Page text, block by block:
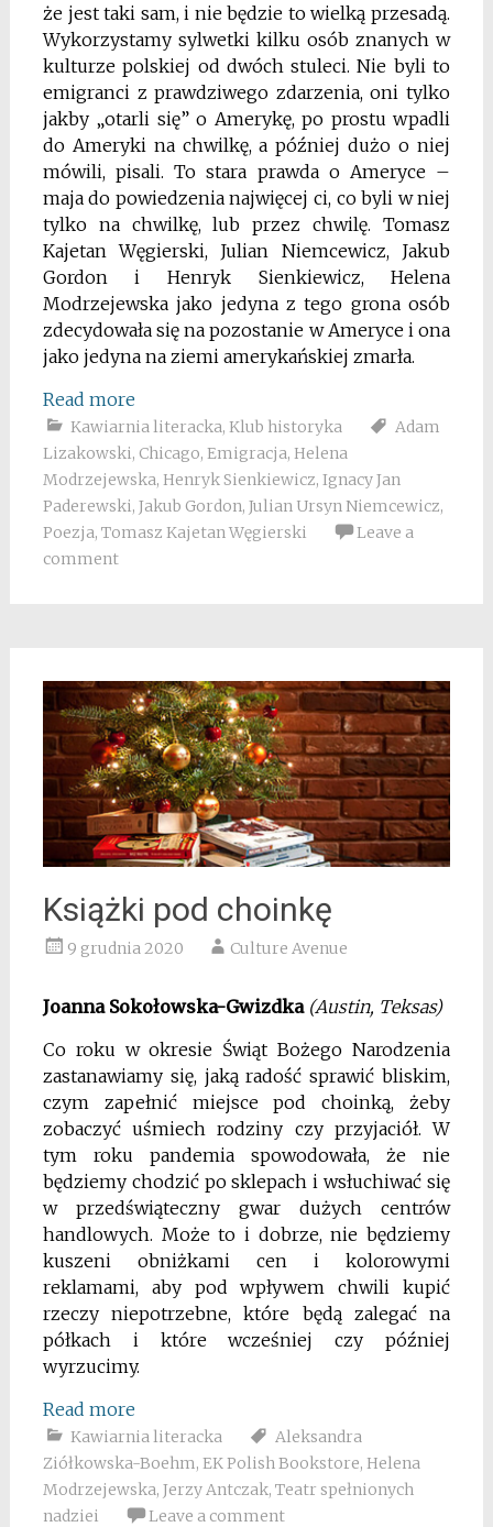
że jest taki sam, i nie będzie to wielką przesadą.
Wykorzystamy sylwetki kilku osób znanych w
kulturze polskiej od dwóch stuleci. Nie byli to
emigranci z prawdziwego zdarzenia, oni tylko
jakby „otarli się” o Amerykę, po prostu wpadli
do Ameryki na chwilkę, a później dużo o niej
mówili, pisali. To stara prawda o Ameryce –
maja do powiedzenia najwięcej ci, co byli w niej
tylko na chwilkę, lub przez chwilę. Tomasz
Kajetan Węgierski, Julian Niemcewicz, Jakub
Gordon i Henryk Sienkiewicz, Helena
Modrzejewska jako jedyna z tego grona osób
zdecydowała się na pozostanie w Ameryce i ona
jako jedyna na ziemi amerykańskiej zmarła.
Read more
Kawiarnia literacka, Klub historyka
Adam
Lizakowski, Chicago, Emigracja, Helena
Modrzejewska, Henryk Sienkiewicz, Ignacy Jan
Paderewski, Jakub Gordon, Julian Ursyn Niemcewicz,
Poezja, Tomasz Kajetan Węgierski
Leave a
comment
Książki pod choinkę
9 grudnia 2020 Culture Avenue
Joanna Sokołowska-Gwizdka (Austin, Teksas)
Co roku w okresie Świąt Bożego Narodzenia
zastanawiamy się, jaką radość sprawić bliskim,
czym zapełnić miejsce pod choinką, żeby
zobaczyć uśmiech rodziny czy przyjaciół. W
tym roku pandemia spowodowała, że nie
będziemy chodzić po sklepach i wsłuchiwać się
w przedświąteczny gwar dużych centrów
handlowych. Może to i dobrze, nie będziemy
kuszeni obniżkami cen i kolorowymi
reklamami, aby pod wpływem chwili kupić
rzeczy niepotrzebne, które będą zalegać na
półkach i które wcześniej czy później
wyrzucimy.
Read more
Kawiarnia literacka
Aleksandra
Ziółkowska-Boehm, EK Polish Bookstore, Helena
Modrzejewska, Jerzy Antczak, Teatr spełnionych
nadziei
Leave a comment